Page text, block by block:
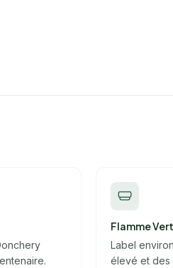
Flamme
Label
élevé et des